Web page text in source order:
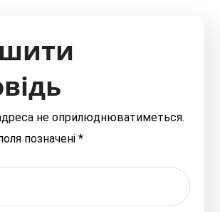
не оприлюднюватиметься.
позначені*